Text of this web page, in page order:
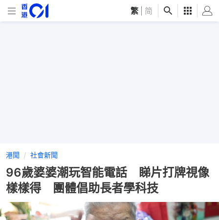
繁 简
港聞 社會新聞
96歲婆婆潮玩智能電話 睇片打牌視像
樣樣得 團體倡助長者學科技